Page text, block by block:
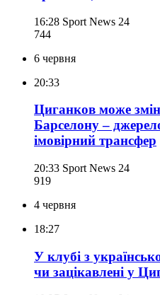
16:28 Sport News 24
744
6 червня
20:33
Циганков може
Барселону –
імовірний трансфер
20:33 Sport News 24
919
4 червня
18:27
У клубі з
чи зацікавлені у